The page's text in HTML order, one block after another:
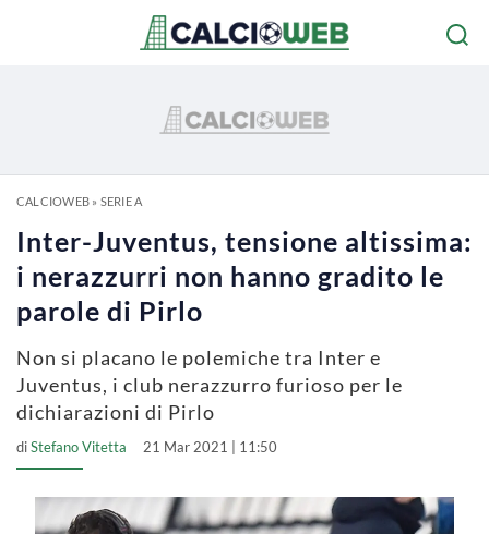
CALCIOWEB» SERIE A
Inter-Juventus, tensione altissima:
i nerazzurri non hanno gradito le
parole di Pirlo
Non si placano le polemiche tra Inter e
Juventus, i club nerazzurro furioso per le
dichiarazioni di Pirlo
diStefano Vitetta 21 Mar 2021 | 11:50